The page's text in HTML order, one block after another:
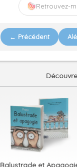
Retrouvez-
← Précédent
Balustrade et